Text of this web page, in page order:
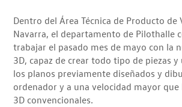
Dentro del Área Técnica de Producto de
Navarra, el departamento de Pilothalle
trabajar el pasado mes de mayo con la
3D, capaz de crear todo tipo de piezas
los planos previamente diseñados y
ordenador y a una velocidad mayor que
3D convencionales.